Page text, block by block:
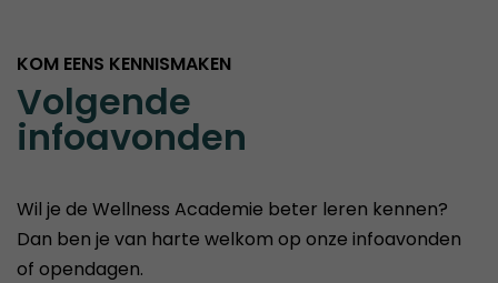
KOM EENS KENNISMAKEN
Volgende
infoavonden
Wil je de Wellness Academie beter leren kennen?
Dan ben je van harte welkom op onze infoavonden
of opendagen.